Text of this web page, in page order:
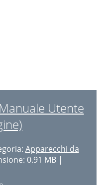
10
11
Utente
Apparecchi da
0.91 MB |